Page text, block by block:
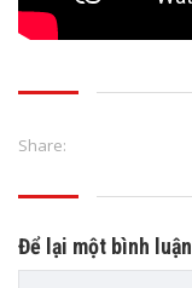
Share:
Để lại một bình luận